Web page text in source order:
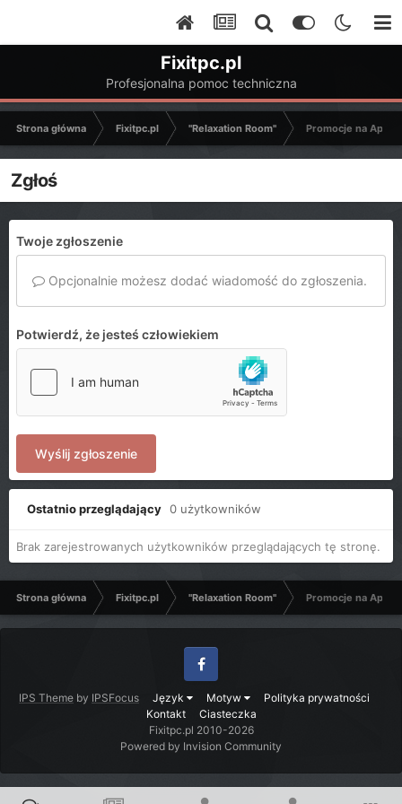
Fixitpc.pl
Profesjonalna pomoc techniczna
Strona główna Fixitpc.pl "Relaxation Room" Promocje na
Zgłoś
Twoje zgłoszenie
Opcjonalnie możesz dodać wiadomość do zgłoszenia.
Potwierdź, że jesteś człowiekiem
Wyślij zgłoszenie
Ostatnio przeglądający 0 użytkowników
Brak zarejestrowanych użytkowników przeglądających tę stronę.
Strona główna Fixitpc.pl "Relaxation Room" Promocje na
IPS Theme by IPSFocus Język Motyw
Polityka prywatności
Kontakt
Ciasteczka
Facebook
Fixitpc.pl 2010-2026
Powered by Invision Community